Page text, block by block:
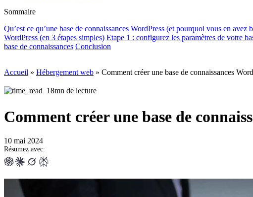
Sommaire
Qu’est ce qu’une base de connaissances WordPress (et pourquoi vous en avez
WordPress (en 3 étapes simples) Etape 1 : configurez les paramètres de votre
base de connaissances Conclusion
Accueil » Hébergement web » Comment créer une base de connaissances
18mn de lecture
Comment créer une base de
10 mai 2024
Résumez avec: